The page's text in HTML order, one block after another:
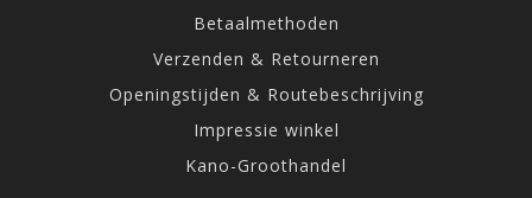
Betaalmethoden
Verzenden & Retourneren
Openingstijden & Routebeschrijving
Impressie winkel
Kano-Groothandel